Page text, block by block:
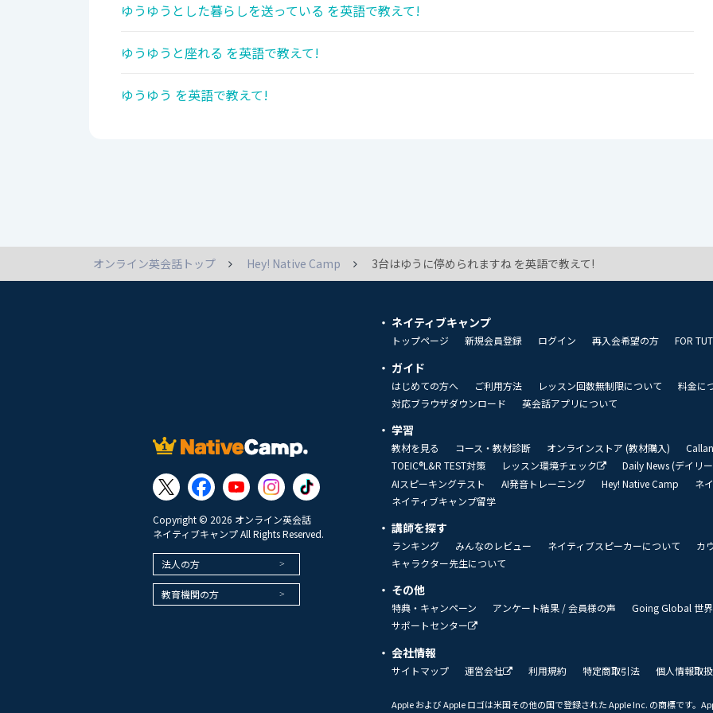
ゆうゆうとした暮らしを送っている を英語で教えて!
ゆうゆうと座れる を英語で教えて!
ゆうゆう を英語で教えて!
オンライン英会話トップ Hey! Native Camp 3台はゆうに停められますね を英語で教えて!
Copyright © 2026 オンライン英会話
ネイティブキャンプ All Rights Reserved.
法人の方
教育機関の方
ネイティブキャンプ
トップページ 新規会員登録 ログイン 再入会希望の方 FOR
ガイド
はじめての方へ ご利用方法 レッスン回数無制限について
料金に
対応ブラウザダウンロード
英会話アプリについて
学習
教材を見る コース・教材診断 オンラインストア (教材購入)
TOEIC®L&R TEST対策
レッスン環境チェック
Daily News (デイリ
AIスピーキングテスト
AI発音トレーニング Hey! Native Camp
ネ
ネイティブキャンプ留学
講師を探す
ランキング みんなのレビュー ネイティブスピーカーについて
カ
キャラクター先生について
その他
特典・キャンペーン アンケート結果 / 会員様の声
Going Global 世
サポートセンター
会社情報
サイトマップ 運営会社 利用規約 特定商取引法 個人情報取
Apple および Apple ロゴは米国その他の国で登録された Apple Inc. の商標です。